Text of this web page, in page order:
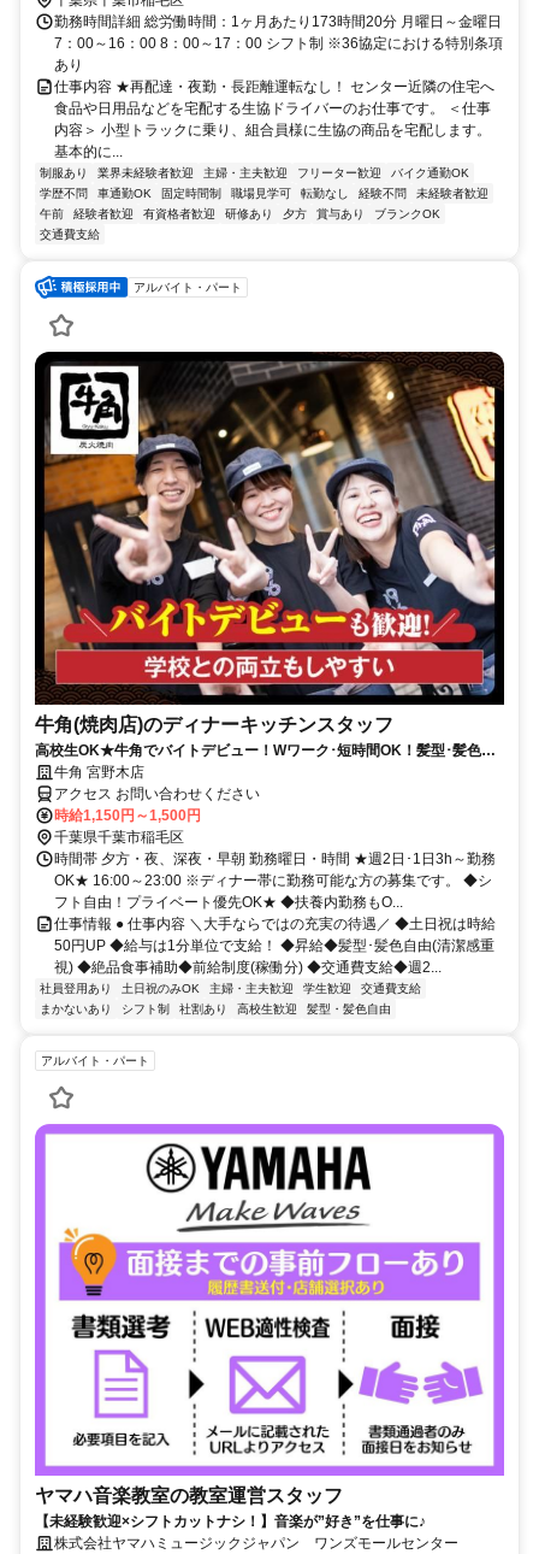
勤務時間詳細 総労働時間：1ヶ月あたり173時間20分 月曜日～金曜日
7：00～16：00 8：00～17：00 シフト制 ※36協定における特別条項
あり
仕事内容 ★再配達・夜勤・長距離運転なし！ センター近隣の住宅へ
食品や日用品などを宅配する生協ドライバーのお仕事です。 ＜仕事
内容＞ 小型トラックに乗り、組合員様に生協の商品を宅配します。
基本的に...
制服あり 業界未経験者歓迎 主婦・主夫歓迎 フリーター歓迎
バイク通勤OK
学歴不問
車通勤OK 固定時間制 職場見学可 転勤なし 経験不問
未経験者歓迎
午前
経験者歓迎 有資格者歓迎 研修あり 夕方 賞与あり
ブランクOK
交通費支給
アルバイト・パート
牛角(焼肉店)のディナーキッチンスタッフ
高校生OK★牛角でバイトデビュー！Wワーク･短時間OK！髪型･髪色自
由★食事補助有★履歴書不要
牛角 宮野木店
アクセス お問い合わせください
時給1,150円～1,500円
千葉県千葉市稲毛区
時間帯 夕方・夜、深夜・早朝 勤務曜日・時間 ★週2日･1日3h～勤務
OK★ 16:00～23:00 ※ディナー帯に勤務可能な方の募集です。 ◆シ
フト自由！プライベート優先OK★ ◆扶養内勤務もO...
仕事情報 ● 仕事内容 ＼大手ならではの充実の待遇／ ◆土日祝は時給
50円UP ◆給与は1分単位で支給！ ◆昇給◆髪型･髪色自由(清潔感重
視) ◆絶品食事補助◆前給制度(稼働分) ◆交通費支給◆週2...
社員登用あり 土日祝のみOK 主婦・主夫歓迎 学生歓迎
交通費支給
まかないあり
シフト制 社割あり 高校生歓迎 髪型・髪色自由
アルバイト・パート
ヤマハ音楽教室の教室運営スタッフ
【未経験歓迎×シフトカットナシ！】音楽が”好き”を仕事に♪
株式会社ヤマハミュージックジャパン ワンズモールセンター